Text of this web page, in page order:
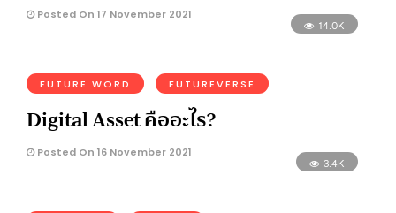
Posted On 17 November 2021
14.0K
FUTURE WORD FUTUREVERSE
Digital Asset คืออะไร?
Posted On 16 November 2021
3.4K